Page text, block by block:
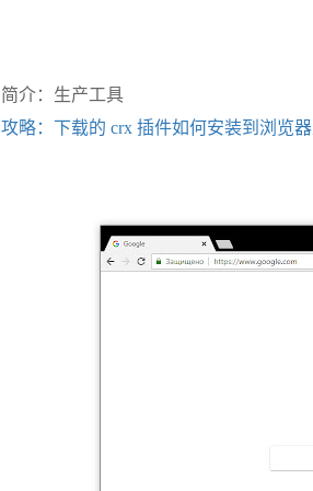
简介：生产工具
攻略：下载的 crx 插件如何安装到浏览